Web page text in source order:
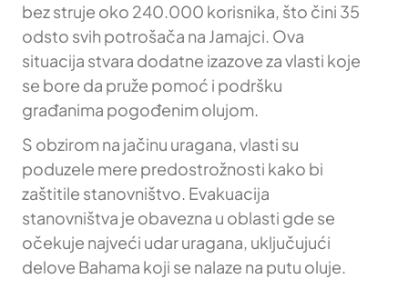
bez struje oko 240.000 korisnika, što čini 35
odsto svih potrošača na Jamajci. Ova
situacija stvara dodatne izazove za vlasti koje
se bore da pruže pomoć i podršku
građanima pogođenim olujom.
S obzirom na jačinu uragana, vlasti su
poduzele mere predostrožnosti kako bi
zaštitile stanovništvo. Evakuacija
stanovništva je obavezna u oblasti gde se
očekuje najveći udar uragana, uključujući
delove Bahama koji se nalaze na putu oluje.